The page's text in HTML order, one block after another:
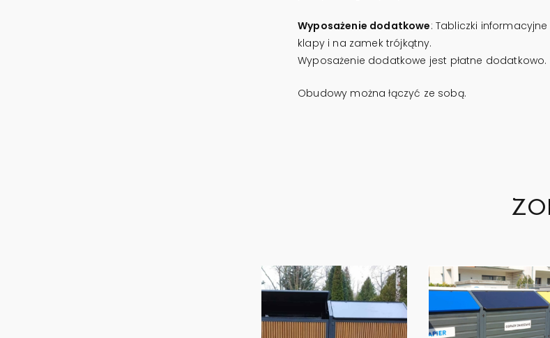
Wyposażenie dodatkowe: Tabliczki
klapy i na zamek trójkątny.
Wyposażenie dodatkowe jest płatne dodatkowo.
Obudowy można łączyć ze sobą.